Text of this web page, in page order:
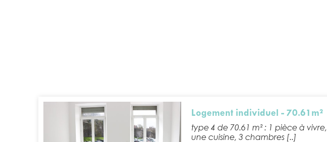
Logement individuel - 70.61m²
type 4 de 70.61 m² : 1 pièce à vivre,
une cuisine, 3 chambres [..]